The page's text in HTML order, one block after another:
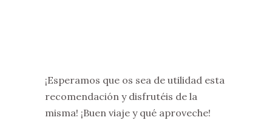
¡Esperamos que os sea de utilidad esta
recomendación y disfrutéis de la
misma! ¡Buen viaje y qué aproveche!